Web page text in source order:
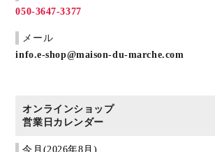
050-3647-3377
メール
info.e-shop@maison-du-marche.com
オンラインショップ
営業日カレンダー
今月(2026年8月)